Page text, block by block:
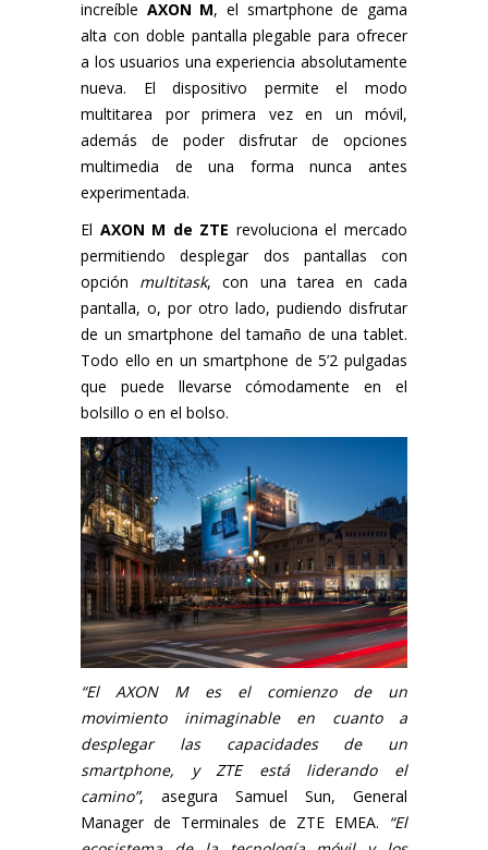
increíble AXON M, el smartphone de gama
alta con doble pantalla plegable para ofrecer
a los usuarios una experiencia absolutamente
nueva. El dispositivo permite el modo
multitarea por primera vez en un móvil,
además de poder disfrutar de opciones
multimedia de una forma nunca antes
experimentada.
El AXON M de ZTE revoluciona el mercado
permitiendo desplegar dos pantallas con
opción multitask, con una tarea en cada
pantalla, o, por otro lado, pudiendo disfrutar
de un smartphone del tamaño de una tablet.
Todo ello en un smartphone de 5’2 pulgadas
que puede llevarse cómodamente en el
bolsillo o en el bolso.
“El AXON M es el comienzo de un
movimiento inimaginable en cuanto a
desplegar las capacidades de un
smartphone, y ZTE está liderando el
camino”, asegura Samuel Sun, General
Manager de Terminales de ZTE EMEA.
“El